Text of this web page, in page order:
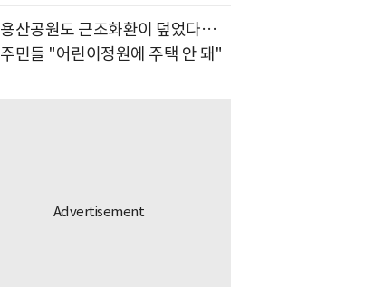
용산공원도 근조화환이 덮었다…
주민들 "어린이정원에 주택 안 돼"